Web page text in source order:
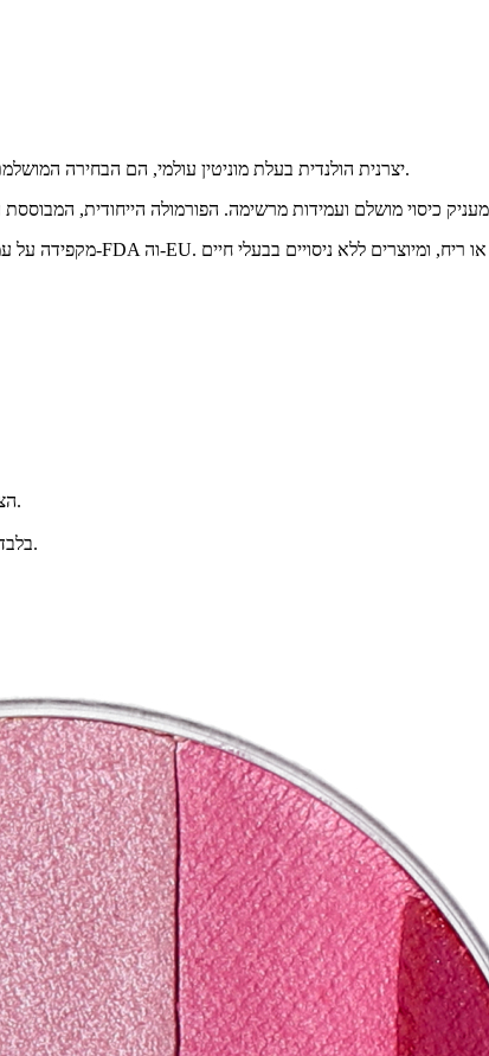
צבעי " Dreams" מבית Superstar NL, יצרנית הולנדית בעלת מוניטין עולמי, הם הבחירה המושלמת לאמנים המחפשים איכות ללא פשרות.
הצבעים מיוצרים בהולנד ועומדים בכל הסטנדרטים של משרד הבריאות האירופאי.
בכל העולם הצבעים משמשים לציורי פנים וגוף, בארץ הם נמכרים כצבעי aqua בלבד.